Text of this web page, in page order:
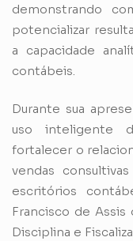
demonstrando
potencializar
a capacidade
contábeis.
Durante sua
uso inteligente
fortalecer o
vendas
escritórios
Francisco de
Disciplina e